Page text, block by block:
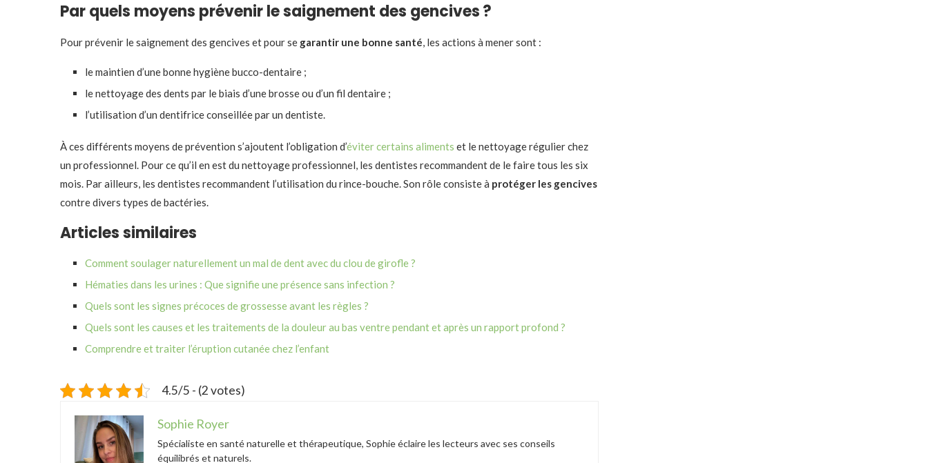
Par quels moyens prévenir le saignement des gencives ?
Pour prévenir le saignement des gencives et pour se garantir une bonne santé, les actions à mener sont :
le maintien d’une bonne hygiène bucco-dentaire ;
le nettoyage des dents par le biais d’une brosse ou d’un fil dentaire ;
l’utilisation d’un dentifrice conseillée par un dentiste.
À ces différents moyens de prévention s’ajoutent l’obligation d’éviter certains aliments et le nettoyage régulier chez
un professionnel. Pour ce qu’il en est du nettoyage professionnel, les dentistes recommandent de le faire tous les six
mois. Par ailleurs, les dentistes recommandent l’utilisation du rince-bouche. Son rôle consiste à protéger les gencives
contre divers types de bactéries.
Articles similaires
Comment soulager naturellement un mal de dent avec du clou de girofle ?
Hématies dans les urines : Que signifie une présence sans infection ?
Quels sont les signes précoces de grossesse avant les règles ?
Quels sont les causes et les traitements de la douleur au bas ventre pendant et après un rapport profond ?
Comprendre et traiter l’éruption cutanée chez l’enfant
4.5/5 - (2 votes)
Sophie Royer
Spécialiste en santé naturelle et thérapeutique, Sophie éclaire les lecteurs avec ses conseils
équilibrés et naturels.